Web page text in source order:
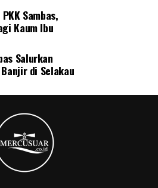
Sambas,
Kaum Ibu
Salurkan
di Selakau